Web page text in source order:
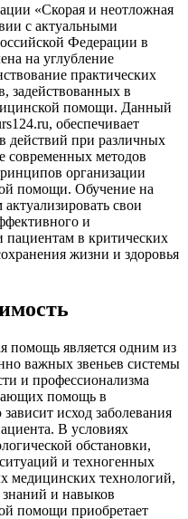
«Скорая и неотложная
с актуальными
Федерации в
на углубление
практических
задействованных в
помощи. Данный
обеспечивает
действий при различных
современных методов
организации
помощи. Обучение на
свои
и
пациентам в критических
жизни и здоровья
помощь является одним из
важных звеньев системы
и профессионализма
помощь в
исход заболевания
В условиях
обстановки,
и техногенных
медицинских технологий,
и навыков
помощи приобретает